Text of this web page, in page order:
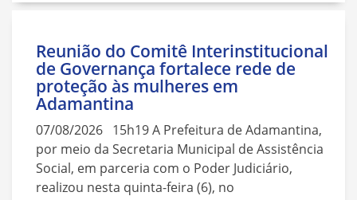
Reunião do Comitê Interinstitucional
de Governança fortalece rede de
proteção às mulheres em
Adamantina
07/08/2026 15h19 A Prefeitura de Adamantina,
por meio da Secretaria Municipal de Assistência
Social, em parceria com o Poder Judiciário,
realizou nesta quinta-feira (6), no